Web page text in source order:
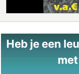
Heb je een